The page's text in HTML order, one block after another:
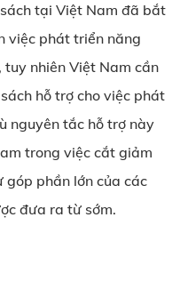
tại Việt Nam đã bắt
việc phát triển năng
nhiên Việt Nam cần
hỗ trợ cho việc phát
nguyên tắc hỗ trợ này
trong việc cắt giảm
góp phần lớn của các
đưa ra từ sớm.